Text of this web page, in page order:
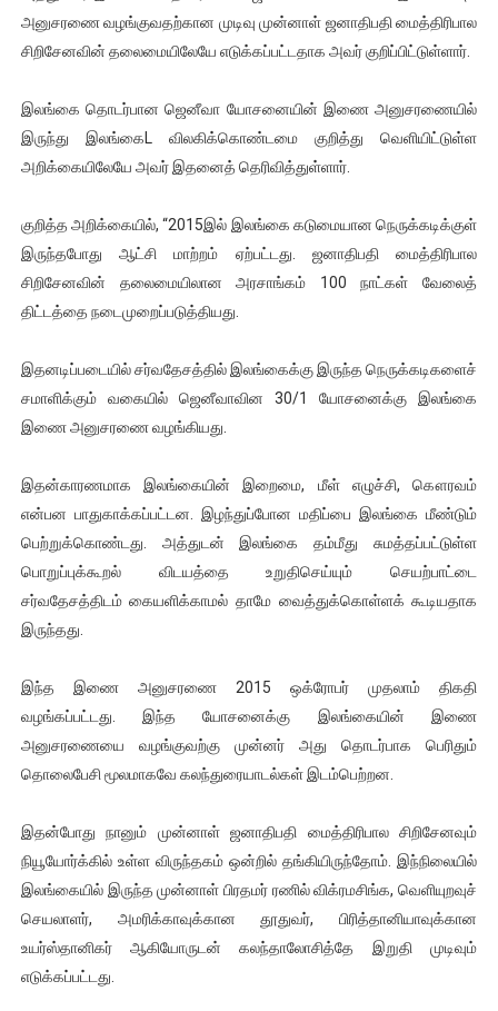
ஐ.நா முன்றலில் சீரற்ற காலநிலையிலும் தமிழின அழிப்பிற்கு
ஜனாதிபதி ஐக்கிய நாடுகளின் பொதுச் சபை கூட்டத்தில் இன்று
32 CM விநோத கன்றுக்குட்டி! (வீடியோ)
வலிமை தான் அஜித் திரைப்பயணத்திலே அதிக காலெக்ஷன் செய்த
அனுசரணை வழங்குவதற்கான முடிவு முன்னாள் ஜனாதிபதி மைத்திரிபால
சிறிசேனவின் தலைமையிலேயே எடுக்கப்பட்டதாக அவர் குறிப்பிட்டுள்ளார்.
இலங்கை தொடர்பான ஜெனீவா யோசனையின் இணை அனுசரணையில்
இருந்து இலங்கைL விலகிக்கொண்டமை குறித்து வெளியிட்டுள்ள
அறிக்கையிலேயே அவர் இதனைத் தெரிவித்துள்ளார்.
குறித்த அறிக்கையில், “2015இல் இலங்கை கடுமையான நெருக்கடிக்குள்
இருந்தபோது ஆட்சி மாற்றம் ஏற்பட்டது. ஜனாதிபதி மைத்திரிபால
சிறிசேனவின் தலைமையிலான அரசாங்கம் 100 நாட்கள் வேலைத்
திட்டத்தை நடைமுறைப்படுத்தியது.
இதனடிப்படையில் சர்வதேசத்தில் இலங்கைக்கு இருந்த நெருக்கடிகளைச்
சமாளிக்கும் வகையில் ஜெனீவாவின 30/1 யோசனைக்கு இலங்கை
இணை அனுசரணை வழங்கியது.
இதன்காரணமாக இலங்கையின் இறைமை, மீள் எழுச்சி, கௌரவம்
என்பன பாதுகாக்கப்பட்டன. இழந்துப்போன மதிப்பை இலங்கை மீண்டும்
பெற்றுக்கொண்டது. அத்துடன் இலங்கை தம்மீது சுமத்தப்பட்டுள்ள
பொறுப்புக்கூறல் விடயத்தை உறுதிசெய்யும் செயற்பாட்டை
சர்வதேசத்திடம் கையளிக்காமல் தாமே வைத்துக்கொள்ளக் கூடியதாக
இருந்தது.
இந்த இணை அனுசரணை 2015 ஒக்ரோபர் முதலாம் திகதி
வழங்கப்பட்டது. இந்த யோசனைக்கு இலங்கையின் இணை
அனுசரணையை வழங்குவற்கு முன்னர் அது தொடர்பாக பெரிதும்
தொலைபேசி மூலமாகவே கலந்துரையாடல்கள் இடம்பெற்றன.
இதன்போது நானும் முன்னாள் ஜனாதிபதி மைத்திரிபால சிறிசேனவும்
நியூயோர்க்கில் உள்ள விருந்தகம் ஒன்றில் தங்கியிருந்தோம். இந்நிலையில்
இலங்கையில் இருந்த முன்னாள் பிரதமர் ரணில் விக்ரமசிங்க, வெளியுறவுச்
செயலாளர், அமரிக்காவுக்கான தூதுவர், பிரித்தானியாவுக்கான
உயர்ஸ்தானிகர் ஆகியோருடன் கலந்தாலோசித்தே இறுதி முடிவும்
எடுக்கப்பட்டது.